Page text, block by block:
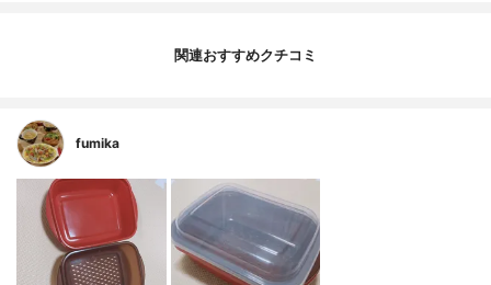
関連おすすめクチコミ
fumika